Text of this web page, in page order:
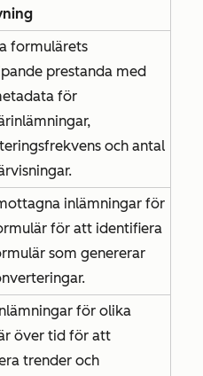
formulärets
prestanda med
för
och antal
inlämningar för
för att identifiera
som genererar
för olika
över tid för att
trender och